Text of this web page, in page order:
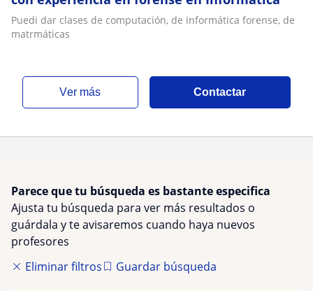
Puedi dar clases de computación, de informática forense, de
matrmáticas
ver más Contactar
Parece que tu búsqueda es bastante especifica
Ajusta tu búsqueda para ver más resultados o
guárdala y te avisaremos cuando haya nuevos
profesores
Eliminar filtros
Guardar búsqueda